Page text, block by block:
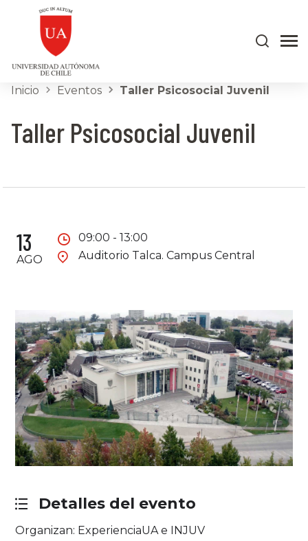
Inicio Eventos Taller Psicosocial Juvenil
Taller Psicosocial Juvenil
13
AGO
09:00 - 13:00
Auditorio Talca. Campus Central
Detalles del evento
Organizan: ExperienciaUA e INJUV